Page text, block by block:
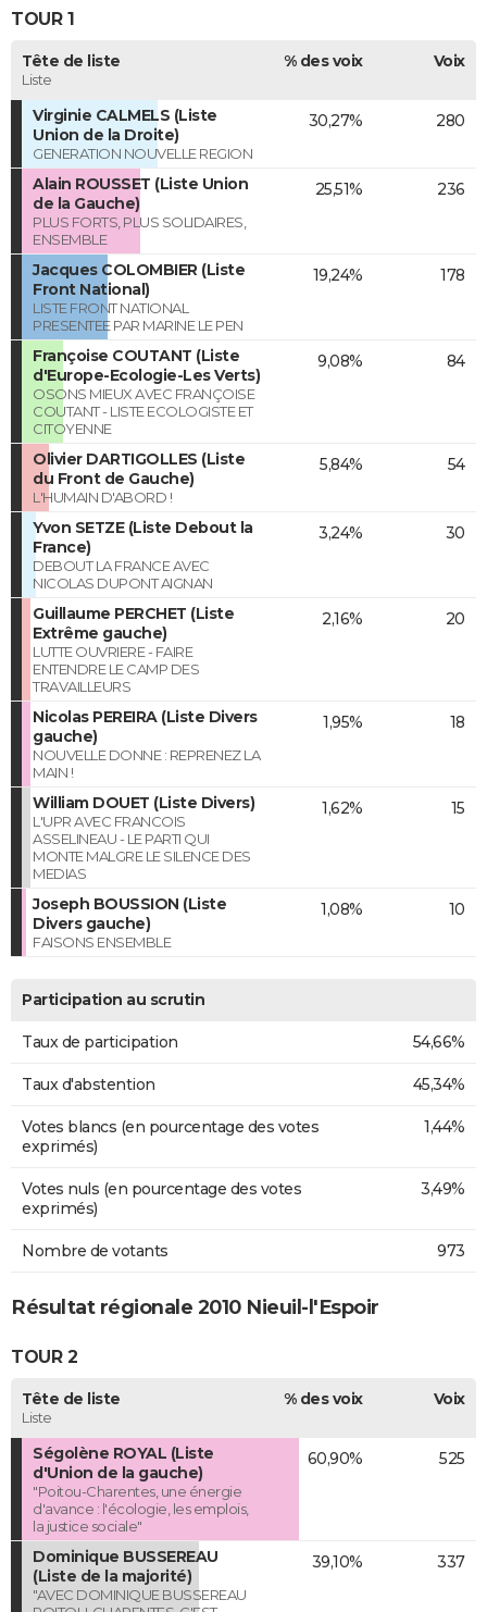
TOUR 1
Tête de liste
Liste
% des voix Voix
Virginie CALMELS (Liste
Union de la Droite)
GENERATION NOUVELLE REGION
30,27% 280
Alain ROUSSET (Liste Union
de la Gauche)
PLUS FORTS, PLUS SOLIDAIRES,
ENSEMBLE
25,51% 236
Jacques COLOMBIER (Liste
Front National)
LISTE FRONT NATIONAL
PRESENTEE PAR MARINE LE PEN
19,24% 178
Françoise COUTANT (Liste
d'Europe-Ecologie-Les Verts)
OSONS MIEUX AVEC FRANÇOISE
COUTANT - LISTE ECOLOGISTE ET
CITOYENNE
9,08% 84
Olivier DARTIGOLLES (Liste
du Front de Gauche)
L'HUMAIN D'ABORD !
5,84% 54
Yvon SETZE (Liste Debout la
France)
DEBOUT LA FRANCE AVEC
NICOLAS DUPONT AIGNAN
3,24% 30
Guillaume PERCHET (Liste
Extrême gauche)
LUTTE OUVRIERE - FAIRE
ENTENDRE LE CAMP DES
TRAVAILLEURS
2,16% 20
Nicolas PEREIRA (Liste Divers
gauche)
NOUVELLE DONNE : REPRENEZ LA
MAIN !
1,95% 18
William DOUET (Liste Divers)
L'UPR AVEC FRANCOIS
ASSELINEAU - LE PARTI QUI
MONTE MALGRE LE SILENCE DES
MEDIAS
1,62% 15
Joseph BOUSSION (Liste
Divers gauche)
FAISONS ENSEMBLE
1,08% 10
Participation au scrutin
Taux de participation 54,66%
Taux d'abstention 45,34%
Votes blancs (en pourcentage des votes
exprimés)
1,44%
Votes nuls (en pourcentage des votes
exprimés)
3,49%
Nombre de votants 973
Résultat régionale 2010 Nieuil-l'Espoir
TOUR 2
Tête de liste
Liste
% des voix Voix
Ségolène ROYAL (Liste
d'Union de la gauche)
"Poitou-Charentes, une énergie
d'avance : l'écologie, les emplois,
la justice sociale"
60,90% 525
Dominique BUSSEREAU
(Liste de la majorité)
"AVEC DOMINIQUE BUSSEREAU
39,10% 337